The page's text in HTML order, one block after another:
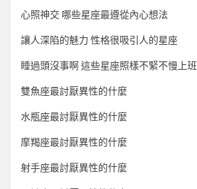
心照神交 哪些星座最遵從內心想法
讓人深陷的魅力 性格很吸引人的星座
睡過頭沒事啊 這些星座照樣不緊不慢上班
雙魚座最討厭異性的什麼
水瓶座最討厭異性的什麼
摩羯座最討厭異性的什麼
射手座最討厭異性的什麼